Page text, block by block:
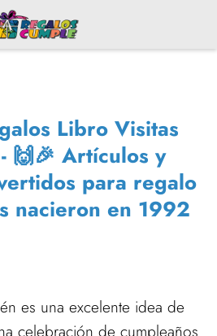
Libro Visitas
🙌🎉 Artículos y
para regalo
nacieron en 1992
es una excelente idea de
celebración de cumpleaños